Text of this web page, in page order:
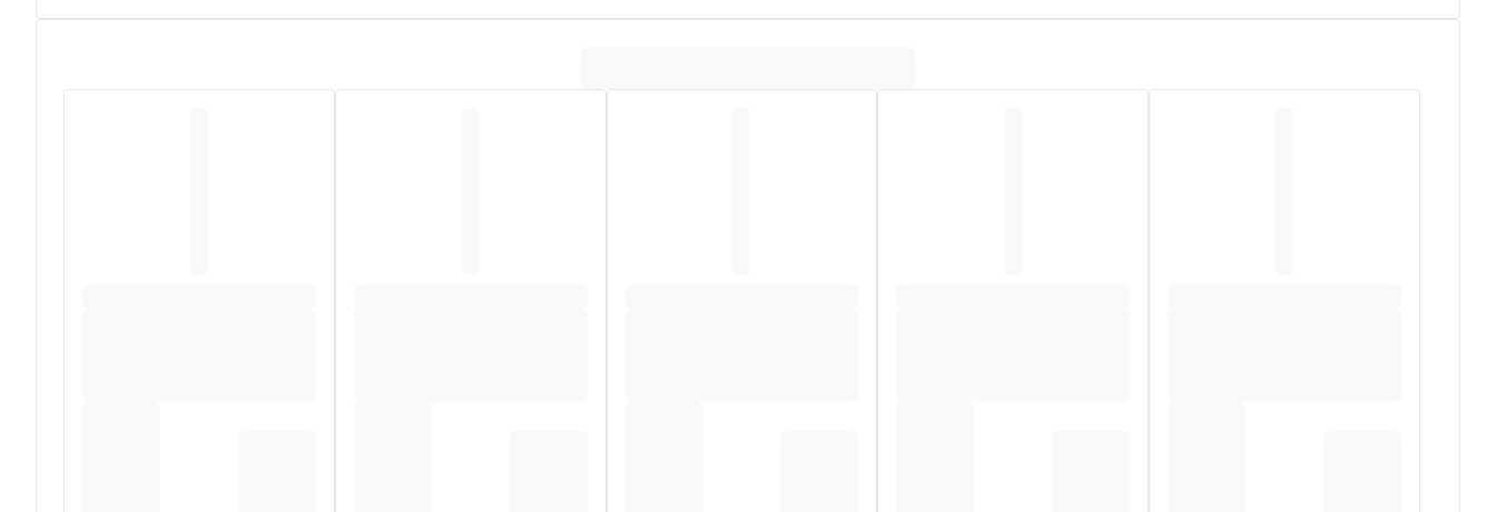
Steovit Calcium/Vit. D3/Vit. K2 contribue au maintien d'os sains et solides grâce à sa teneur en calcium, vitamine D3 et vitamine K2*.
Le Calcium est un élément essentiel qui participe à la structure et à la constitution des os et des dents. La prise de calcium est importante à tout âge pour la construction